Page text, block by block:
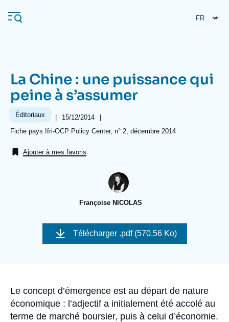
au
contenu
Navigation
principale
L'Ifri
Analyses
Se connecter
Proche-Orient
La Chine : une puissance qui
peine à s’assumer
Éditoriaux |
Date
de
publication
15/12/2014
|
Références
Fiche pays Ifri-OCP Policy Center, n° 2, décembre 2014
Ajouter à mes favoris
Françoise NICOLAS
Image
couverture
Télécharger .pdf (570.56 Ko)
Accroche
Le concept d’émergence est au départ de nature
économique : l’adjectif a initialement été accolé au
terme de marché boursier, puis à celui d’économie.